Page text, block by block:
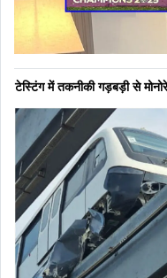
टेस्टिंग में तकनीकी गड़बड़ी से